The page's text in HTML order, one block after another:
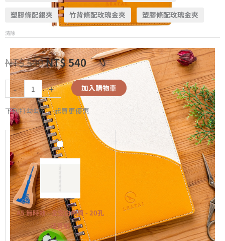
塑膠條配銀夾 竹背條配玫瑰金夾 塑膠條配玫瑰金夾
清除
NT$590NT$540
- + 加入購物車
下列打勾勾，一起買更優惠
A5
無
效
-
全
空
白
A5 無時效 - 全空白內頁 - 20孔
活頁紙